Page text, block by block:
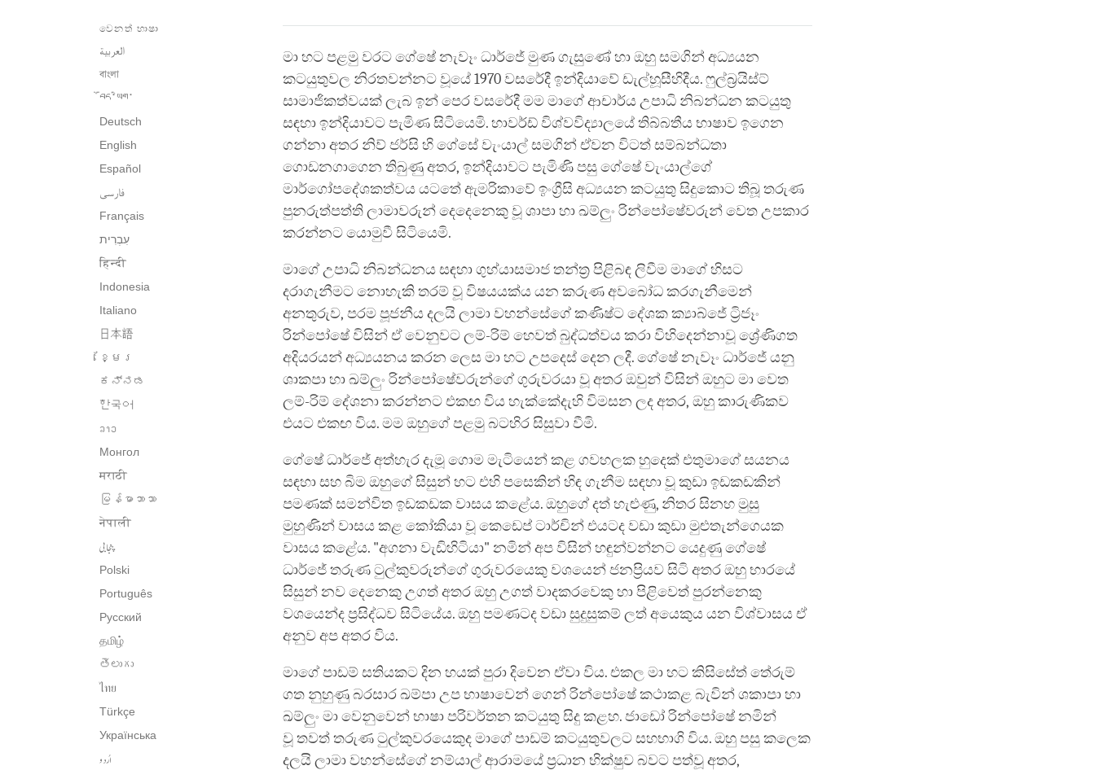
on
facebook
වෙනත් භාෂා
العربية
বাংলা
བོད་ཡིག་
Deutsch
English
Español
فارسی
Français
हिन्दी
Indonesia
Italiano
日本語
ខ្មែរ
ಕನ್ನಡ
한국어
ລາວ
Монгол
मराठी
မြန်မာဘာသာ
नेपाली
پنجابی
Polski
Português
Русский
தமிழ்
తెలుగు
ไทย
Türkçe
Українська
اُردو
මා හට පළමු වරට ගේෂේ නැවෑං ධාර්ජේ මුණ ගැසුණේ හා ඔහු සමගින් අධ්‍යයන
කටයුතුවල නිරතවන්නට වූයේ 1970 වසරේදී ඉන්දියාවේ ඩැල්හූසීහිදීය. ෆුල්බ්‍රයිස්ට්
සාමාජිකත්වයක් ලැබ ඉන් පෙර වසරේදී මම මාගේ ආචාර්ය උපාධි නිබන්ධන කටයුතු
සඳහා ඉන්දියාවට පැමිණ සිටියෙමි. හාවර්ඩ් විශ්වවිද්‍යාලයේ තිබ්බතීය භාෂාව ඉගෙන
ගන්නා අතර නිව් ජර්සි හි ගේසේ වැංයාල් සමගින් ඒවන විටත් සම්බන්ධතා
ගොඩනගාගෙන තිබුණු අතර, ඉන්දියාවට පැමිණි පසු ගේෂේ වැංයාල්ගේ
මාර්ගෝපදේශකත්වය යටතේ ඇමරිකාවේ ඉංග්‍රීසි අධ්‍යයන කටයුතු සිදුකොට තිබූ තරුණ
පුනරුත්පත්ති ලාමාවරුන් දෙදෙනෙකු වූ ශාපා හා ඛම්ලුං රින්පෝෂේවරුන් වෙත උපකාර
කරන්නට යොමුවී සිටියෙමි.
මාගේ උපාධි නිබන්ධනය සඳහා ගුහ්යාසමාජ තන්ත්‍ර පිළිබඳ ලිවීම මාගේ හිසට
දරාගැනීමට නොහැකි තරම් වූ විෂයයක්ය යන කරුණ අවබෝධ කරගැනීමෙන්
අනතුරුව, පරම පූජනීය දලයි ලාමා වහන්සේගේ කණිෂ්ට දේශක ක්‍යාබ්ජේ ට්‍රිජෑං
රින්පෝෂේ විසින් ඒ වෙනුවට ලම්-රිම් හෙවත් බුද්ධත්වය කරා විහිදෙන්නාවූ ශ්‍රේණිගත
අදියරයන් අධ්‍යයනය කරන ලෙස මා හට උපදෙස් දෙන ලදී. ගේෂේ නැවෑං ධාර්ජේ යනු
ශාකපා හා ඛම්ලුං රින්පෝෂේවරුන්ගේ ගුරුවරයා වූ අතර ඔවුන් විසින් ඔහුට මා වෙත
ලම්-රිම් දේශනා කරන්නට එකඟ විය හැක්කේදැහි විමසන ලද අතර, ඔහු කාරුණිකව
එයට එකඟ විය. මම ඔහුගේ පළමු බටහිර සිසුවා වීමි.
ගේෂේ ධාර්ජේ අත්හැර දැමූ ගොම මැටියෙන් කළ ගවහලක හුදෙක් එතුමාගේ සයනය
සඳහා සහ බිම ඔහුගේ සිසුන් හට එහි පසෙකින් හිඳ ගැනීම සඳහා වූ කුඩා ඉඩකඩකින්
පමණක් සමන්විත ඉඩකඩක වාසය කළේය. ඔහුගේ දත් හැළුණු, නිතර සිනහ මුසු
මුහුණින් වාසය කළ කෝකියා වූ කෙඩෙප් ටාර්චින් එයටද වඩා කුඩා මුළුතැන්ගෙයක
වාසය කළේය. "අගනා වැඩිහිටියා" නමින් අප විසින් හඳුන්වන්නට යෙදුණු ගේෂේ
ධාර්ජේ තරුණ ටුල්කුවරුන්ගේ ගුරුවරයෙකු වශයෙන් ජනප්‍රියව සිටි අතර ඔහු භාරයේ
සිසුන් නව දෙනෙකු උගත් අතර ඔහු උගත් වාදකරවෙකු හා පිළිවෙත් පුරන්නෙකු
වශයෙන්ද ප්‍රසිද්ධව සිටියේය. ඔහු පමණටද වඩා සුදුසුකම් ලත් අයෙකුය යන විශ්වාසය ඒ
අනුව අප අතර විය.
මාගේ පාඩම් සතියකට දින හයක් පුරා දිවෙන ඒවා විය. එකල මා හට කිසිසේත් තේරුම්
ගත නුහුණු බරසාර ඛම්පා උප භාෂාවෙන් ගෙන් රින්පෝෂේ කථාකළ බැවින් ශකාපා හා
ඛම්ලුං මා වෙනුවෙන් භාෂා පරිවර්තන කටයුතු සිදු කළහ. ජාඩෝ රින්පෝෂේ නමින්
වූ තවත් තරුණ ටුල්කුවරයෙකුද මාගේ පාඩම් කටයුතුවලට සහභාගි විය. ඔහු පසු කලෙක
දලයි ලාමා වහන්සේගේ නම්යාල් ආරාමයේ ප්‍රධාන භික්ෂුව බවට පත්වූ අතර,